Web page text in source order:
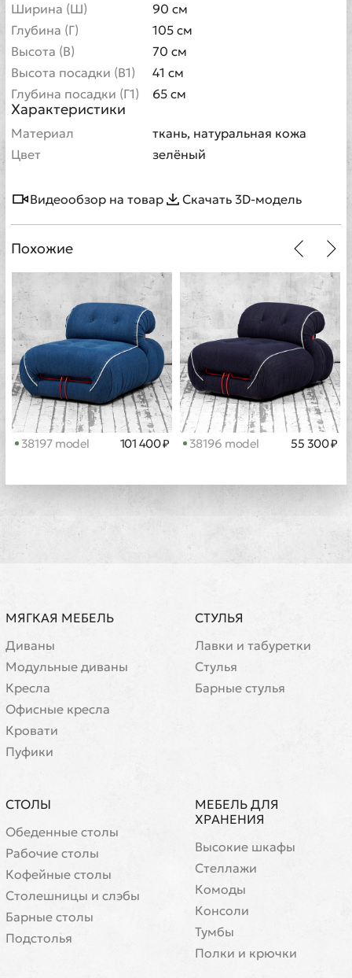
Ширина (Ш)
90 см
Глубина (Г)
105 см
Высота (В)
70 см
Высота посадки (В1)
41 см
Глубина посадки (Г1)
65 см
Характеристики
Материал
ткань, натуральная кожа
Цвет
зелёный
Видеообзор на товар Скачать 3D-модель
Похожие
38197 model 101 400 ₽ 38196 model 55 300 ₽
МЯГКАЯ МЕБЕЛЬ
Диваны
Модульные диваны
Кресла
Офисные кресла
Кровати
Пуфики
СТУЛЬЯ
Лавки и табуретки
Стулья
Барные стулья
СТОЛЫ
Обеденные столы
Рабочие столы
Кофейные столы
Cтолешницы и слэбы
Барные столы
Подстолья
МЕБЕЛЬ ДЛЯ
ХРАНЕНИЯ
Высокие шкафы
Стеллажи
Комоды
Консоли
Тумбы
Полки и крючки